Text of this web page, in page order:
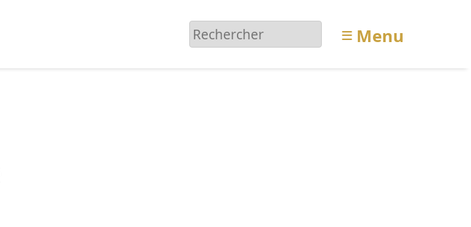
≡ Menu